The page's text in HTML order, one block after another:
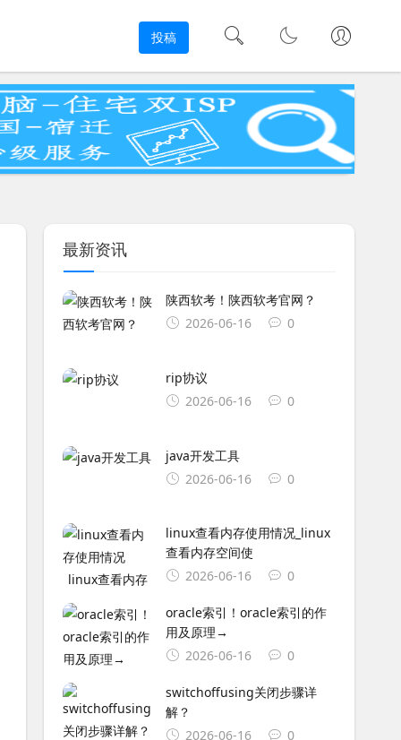
投稿
最新资讯
陕西软考！陕西软考官网？
2026-06-16
0
rip协议
2026-06-16
0
java开发工具
2026-06-16
0
linux查看内存使用情况_linux
查看内存空间使
2026-06-16
0
oracle索引！oracle索引的作
用及原理→
2026-06-16
0
switchoffusing关闭步骤详
解？
2026-06-16
0